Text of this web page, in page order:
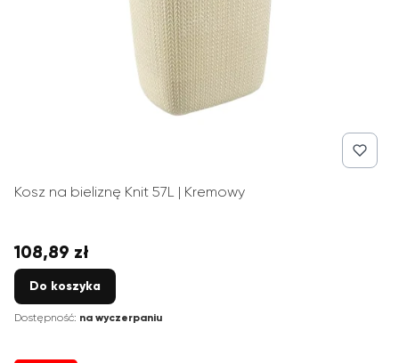
Kosz na bieliznę Knit 57L | Kremowy
Cena
108,89 zł
Do koszyka
Dostępność: na wyczerpaniu